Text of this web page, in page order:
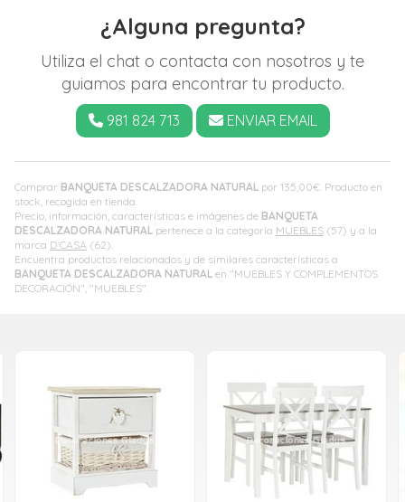
Comprar BANQUETA DESCALZADORA NATURAL por 135,00€ . Producto en
stock, recogida en tienda.
Precio, información, características e imágenes de BANQUETA
DESCALZADORA NATURAL pertenece a la categoría MUEBLES (57) y a la
marca D´CASA (62).
Encuentra productos relacionados y de similares características a
BANQUETA DESCALZADORA NATURAL en "MUEBLES Y COMPLEMENTOS
DECORACIÓN", "MUEBLES".
¿Alguna pregunta?
Utiliza el chat o contacta con nosotros y te
guiamos para encontrar tu producto.
981 824 713 ENVIAR EMAIL